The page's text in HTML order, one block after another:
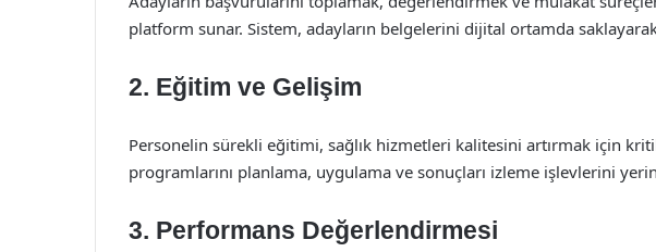
platform sunar. Sistem, adayların belgelerini dijital ortamda
2. Eğitim ve Gelişim
Personelin sürekli eğitimi, sağlık hizmetleri kalitesini artırmak için
programlarını planlama, uygulama ve sonuçları izleme işlevlerini
3. Performans Değerlendirmesi